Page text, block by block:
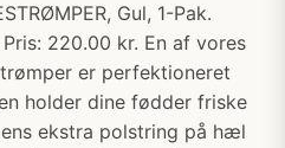
Gul, 1-Pak.
220.00 kr. En af vores
er perfektioneret
holder dine fødder friske
ekstra polstring på hæl